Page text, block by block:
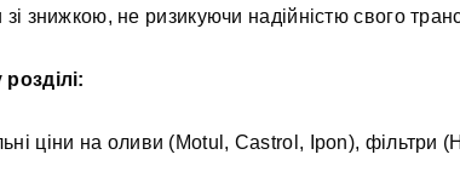
зі знижкою, не ризикуючи надійністю свого
ціни на оливи (Motul, Castrol, Ipon), фільтри